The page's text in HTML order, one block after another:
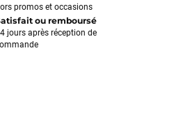
promos et occasions
ou remboursé
jours après réception de